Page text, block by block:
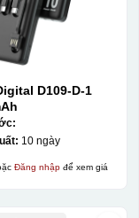
D109-D-1
10 ngày
Đăng nhậpđể xem giá